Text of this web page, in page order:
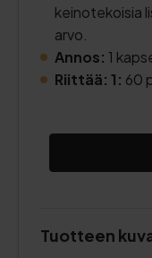
keinotekoisia
arvo.
Annos: 1
Riittää: 1: 60
Tuotteen